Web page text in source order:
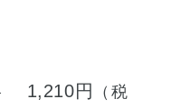
1,210円
（税